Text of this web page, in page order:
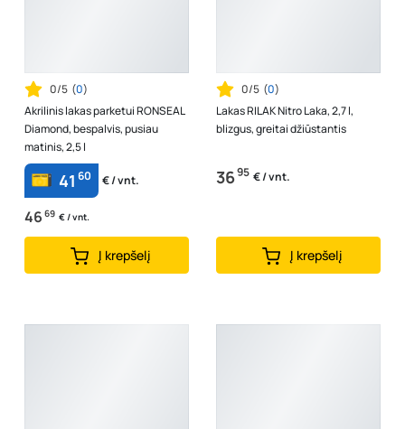
0/5 (0)
Akrilinis lakas parketui RONSEAL
Diamond, bespalvis, pusiau
matinis, 2,5 l
41 60 € / vnt.
46 69 € / vnt.
Į krepšelį
0/5 (0)
Lakas RILAK Nitro Laka, 2,7 l,
blizgus, greitai džiūstantis
3695 € / vnt.
Į krepšelį